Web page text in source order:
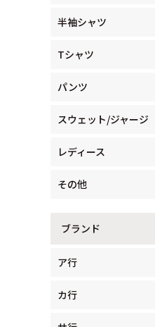
半袖シャツ
Tシャツ
パンツ
スウェット/ジャージ
レディース
その他
ブランド
ア行
カ行